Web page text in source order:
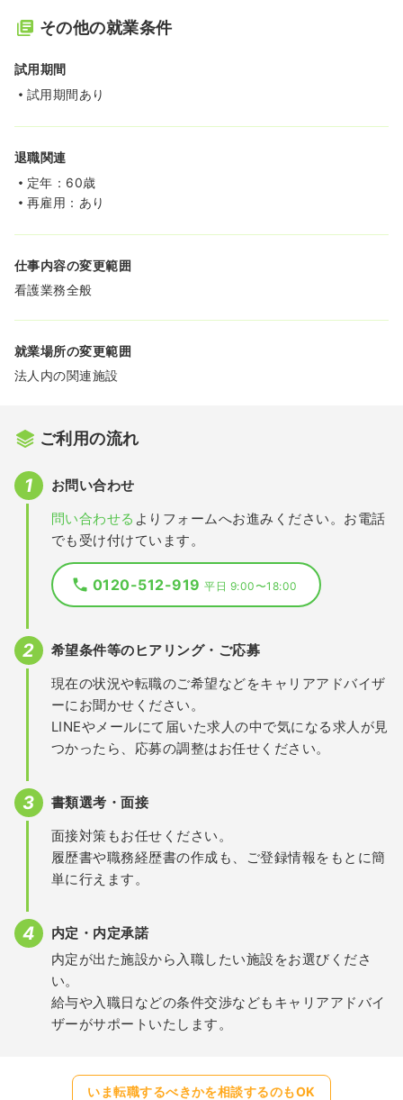
その他の就業条件
試用期間
試用期間あり
退職関連
定年：60歳
再雇用：あり
仕事内容の変更範囲
看護業務全般
就業場所の変更範囲
法人内の関連施設
ご利用の流れ
お問い合わせ
問い合わせる よりフォームへお進みください。お電話
でも受け付けています。
0120-512-919平日 9:00〜18:00
希望条件等のヒアリング・ご応募
現在の状況や転職のご希望などをキャリアアドバイザ
ーにお聞かせください。
LINEやメールにて届いた求人の中で気になる求人が見
つかったら、応募の調整はお任せください。
書類選考・面接
面接対策もお任せください。
履歴書や職務経歴書の作成も、ご登録情報をもとに簡
単に行えます。
内定・内定承諾
内定が出た施設から入職したい施設をお選びくださ
い。
給与や入職日などの条件交渉などもキャリアアドバイ
ザーがサポートいたします。
いま転職するべきかを相談するのもOK